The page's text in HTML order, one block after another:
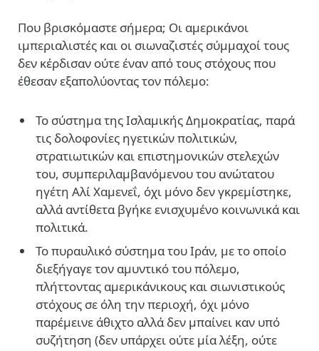
Που βρισκόμαστε σήμερα; Οι αμερικάνοι
ιμπεριαλιστές και οι σιωναζιστές σύμμαχοί τους
δεν κέρδισαν ούτε έναν από τους στόχους που
έθεσαν εξαπολύοντας τον πόλεμο:
Το σύστημα της Ισλαμικής Δημοκρατίας, παρά
τις δολοφονίες ηγετικών πολιτικών,
στρατιωτικών και επιστημονικών στελεχών
του, συμπεριλαμβανόμενου του ανώτατου
ηγέτη Αλί Χαμενεΐ, όχι μόνο δεν γκρεμίστηκε,
αλλά αντίθετα βγήκε ενισχυμένο κοινωνικά και
πολιτικά.
Το πυραυλικό σύστημα του Ιράν, με το οποίο
διεξήγαγε τον αμυντικό του πόλεμο,
πλήττοντας αμερικάνικους και σιωνιστικούς
στόχους σε όλη την περιοχή, όχι μόνο
παρέμεινε άθιχτο αλλά δεν μπαίνει καν υπό
συζήτηση (δεν υπάρχει ούτε μία λέξη, ούτε